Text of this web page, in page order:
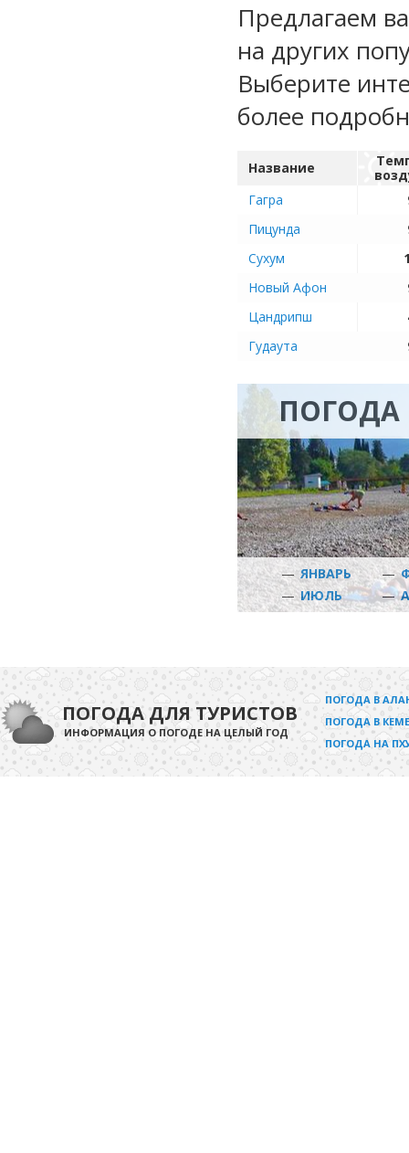
Предлагаем
на других
Выберите
более
Название
Гагра
Пицунда
Сухум
Новый Афон
Цандрипш
Гудаута
ПОГОДА
—ЯНВАРЬ —
—ИЮЛЬ —
ПОГОДА ДЛЯ ТУРИСТОВ
ИНФОРМАЦИЯ О ПОГОДЕ НА ЦЕЛЫЙ ГОД
ПОГОДА В
ПОГОДА В
ПОГОДА НА